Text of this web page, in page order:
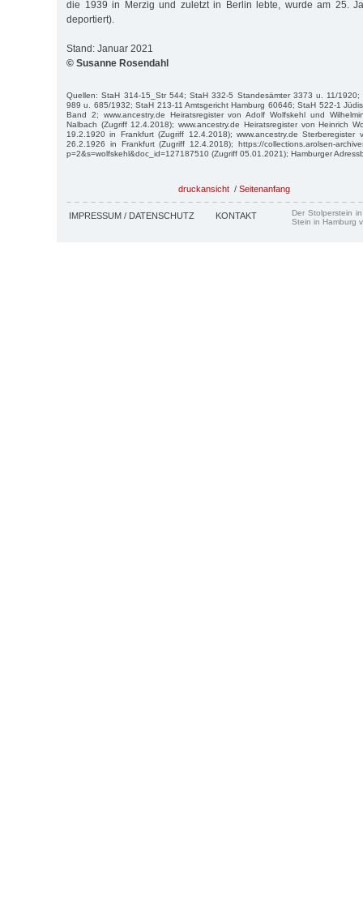
die 1939 in Merzig und zuletzt in Berlin lebte, wurde am 25.
deportiert).
Stand: Januar 2021
© Susanne Rosendahl
Quellen: StaH 314-15_Str 544; StaH 332-5 Standesämter 3373 u. 11/1920;
989 u. 685/1932; StaH 213-11 Amtsgericht Hamburg 60646; StaH 522-1
Band 2; www.ancestry.de Heiratsregister von Adolf Wolfskehl und
Nalbach (Zugriff 12.4.2018); www.ancestry.de Heiratsregister von Heinrich
19.2.1920 in Frankfurt (Zugriff 12.4.2018); www.ancestry.de Sterberegister
26.2.1926 in Frankfurt (Zugriff 12.4.2018); https://collections.arolsen-
p=2&s=wolfskehl&doc_id=127187510 (Zugriff 05.01.2021); Hamburger
druckansicht / Seitenanfang
IMPRESSUM / DATENSCHUTZ KONTAKT
Der Stolperstein
Stein in Hamburg